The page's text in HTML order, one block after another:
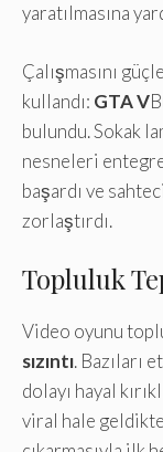
yaratılmasına
Çalışmasını
kullandı: GTA V
bulundu. Sokak
nesneleri
başardı ve
zorlaştırdı.
Topluluk
Video oyunu
sızıntı. Bazıları
dolayı hayal
viral hale